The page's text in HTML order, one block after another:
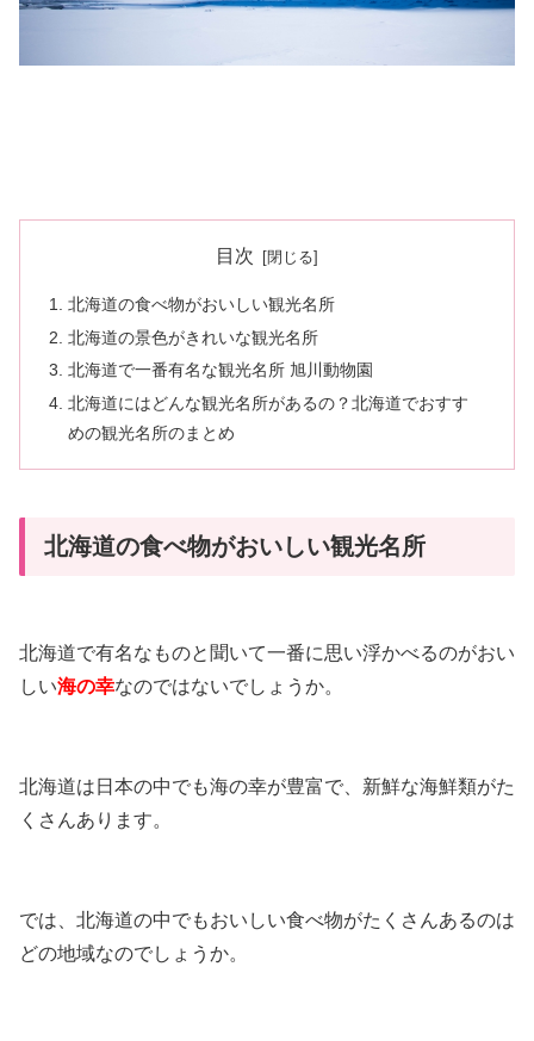
目次
北海道の食べ物がおいしい観光名所
北海道の景色がきれいな観光名所
北海道で一番有名な観光名所 旭川動物園
北海道にはどんな観光名所があるの？北海道でおすす
めの観光名所のまとめ
北海道の食べ物がおいしい観光名所
北海道で有名なものと聞いて一番に思い浮かべるのがおい
しい海の幸なのではないでしょうか。
北海道は日本の中でも海の幸が豊富で、新鮮な海鮮類がた
くさんあります。
では、北海道の中でもおいしい食べ物がたくさんあるのは
どの地域なのでしょうか。